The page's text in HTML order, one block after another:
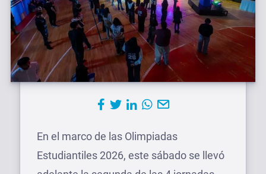
En el marco de las Olimpiadas
Estudiantiles 2026, este sábado se llevó